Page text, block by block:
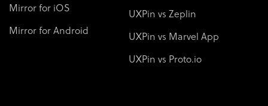
Mirror for iOS
Mirror for Android
UXPin vs Zeplin
UXPin vs Marvel App
UXPin vs Proto.io